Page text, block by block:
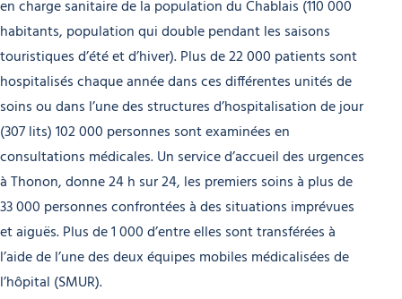
en charge sanitaire de la population du Chablais (110 000
habitants, population qui double pendant les saisons
touristiques d’été et d’hiver). Plus de 22 000 patients sont
hospitalisés chaque année dans ces différentes unités de
soins ou dans l’une des structures d’hospitalisation de jour
(307 lits) 102 000 personnes sont examinées en
consultations médicales. Un service d’accueil des urgences
à Thonon, donne 24 h sur 24, les premiers soins à plus de
33 000 personnes confrontées à des situations imprévues
et aiguës. Plus de 1 000 d’entre elles sont transférées à
l’aide de l’une des deux équipes mobiles médicalisées de
l’hôpital (SMUR).